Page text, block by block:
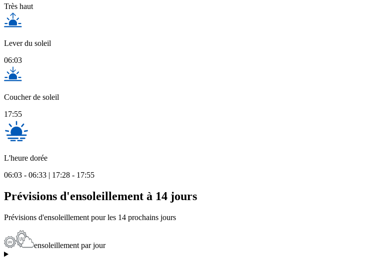
Très haut
Lever du soleil
06:03
Coucher de soleil
17:55
L'heure dorée
06:03 - 06:33 | 17:28 - 17:55
Prévisions d'ensoleillement à 14 jours
Prévisions d'ensoleillement pour les 14 prochains jours
ensoleillement par jour